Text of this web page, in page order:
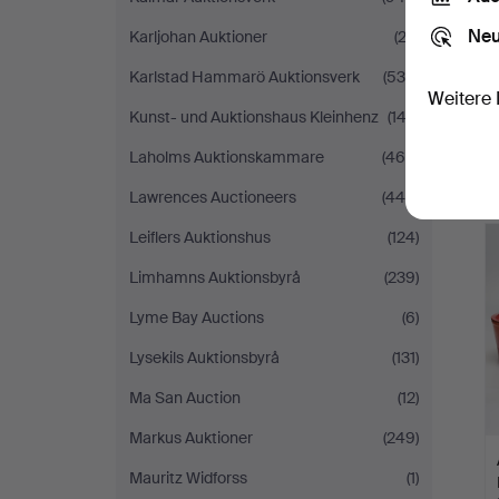
Karljohan Auktioner
(23)
Karlstad Hammarö Auktionsverk
(538)
Kunst- und Auktionshaus Kleinhenz (143)
Laholms Auktionskammare
(466)
Lawrences Auctioneers
(440)
Leiflers Auktionshus
(124)
Limhamns Auktionsbyrå
(239)
Lyme Bay Auctions
(6)
Lysekils Auktionsbyrå
(131)
Ma San Auction
(12)
Markus Auktioner
(249)
Mauritz Widforss
(1)
Weitere